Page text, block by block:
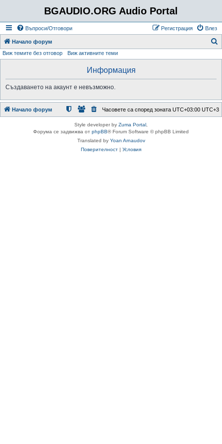
BGAUDIO.ORG Audio Portal
Въпроси/Отговори Влез
Регистрация
Начало форум
н
е
Виж темите без отговор Виж активните теми
Информация
Създаването на акаунт е невъзможно.
Начало форум Часовете са според зоната UTC+03:00 UTC+3
Style developer by Zuma Portal
Форума се задвижва от phpBB® Forum Software © phpBB Limited
Translated by Yoan Arnaudov
Поверителност | Условия